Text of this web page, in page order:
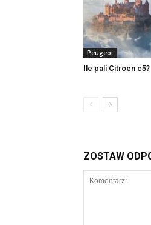
Peugeot
Ile pali Citroen c5?
ZOSTAW